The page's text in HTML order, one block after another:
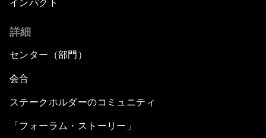
インパクト
詳細
センター（部門）
会合
ステークホルダーのコミュニティ
「フォーラム・ストーリー」